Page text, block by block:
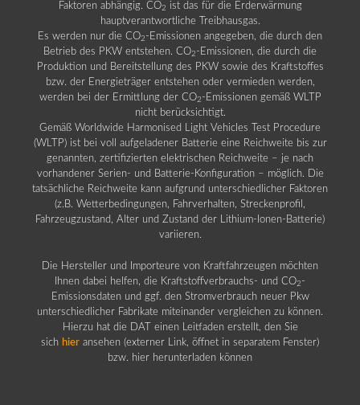
Faktoren abhängig. CO2 ist das für die Erderwärmung
hauptverantwortliche Treibhausgas.
Es werden nur die CO2 -Emissionen angegeben, die durch den
Betrieb des PKW entstehen. CO2 -Emissionen, die durch die
Produktion und Bereitstellung des PKW sowie des Kraftstoffes
bzw. der Energieträger entstehen oder vermieden werden,
werden bei der Ermittlung der CO2 -Emissionen gemäß WLTP
nicht berücksichtigt.
Gemäß Worldwide Harmonised Light Vehicles Test Procedure
(WLTP) ist bei voll aufgeladener Batterie eine Reichweite bis zur
genannten, zertifizierten elektrischen Reichweite – je nach
vorhandener Serien- und Batterie-Konfiguration – möglich. Die
tatsächliche Reichweite kann aufgrund unterschiedlicher Faktoren
(z.B. Wetterbedingungen, Fahrverhalten, Streckenprofil,
Fahrzeugzustand, Alter und Zustand der Lithium-Ionen-Batterie)
variieren.
Die Hersteller und Importeure von Kraftfahrzeugen möchten
Ihnen dabei helfen, die Kraftstoffverbrauchs- und CO2 -
Emissionsdaten und ggf. den Stromverbrauch neuer Pkw
unterschiedlicher Fabrikate miteinander vergleichen zu können.
Hierzu hat die DAT einen Leitfaden erstellt, den Sie
sich hier ansehen (externer Link, öffnet in separatem Fenster)
bzw. hier herunterladen können